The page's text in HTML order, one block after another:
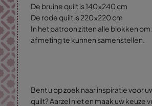
De bruine quilt is 140x240 cm
De rode quilt is 220x220 cm
In het patroon zitten alle blokken om
afmeting te kunnen samenstellen.
Bent u op zoek naar inspiratie voor
quilt? Aarzel niet en maak uw keuze